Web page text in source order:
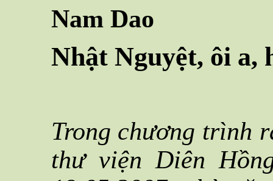
Nam Dao
Nhật Nguyệt, ôi a,
Trong chương trình
thư viện Diên